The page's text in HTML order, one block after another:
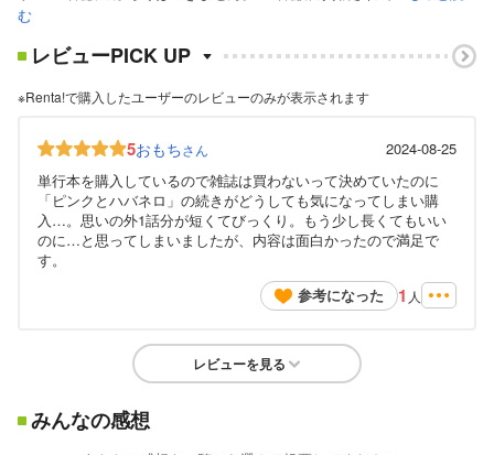
む
レビューPICK UP
※Renta!で購入したユーザーのレビューのみが表示されます
5おもちさん
2024-08-25
単行本を購入しているので雑誌は買わないって決めていたのに
「ピンクとハバネロ」の続きがどうしても気になってしまい購
入…。思いの外1話分が短くてびっくり。もう少し長くてもいい
のに…と思ってしまいましたが、内容は面白かったので満足で
す。
参考になった
1 人
レビューを見る
みんなの感想